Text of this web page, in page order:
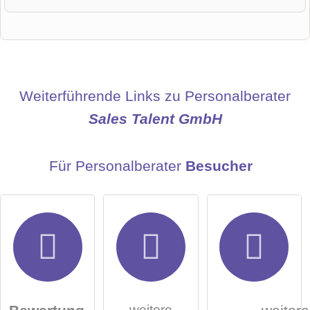
Name
Weiterführende Links zu Personalberater
Sales Talent GmbH
Für Personalberater Besucher